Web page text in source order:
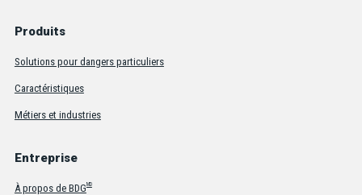
Produits
Solutions pour dangers particuliers
Caractéristiques
Métiers et industries
Entreprise
À propos de BDGMD